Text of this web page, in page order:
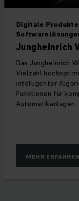
Digitale
Jungheinrich
Das Jungheinrich
Vielzahl
intelligenter
Funktionen für
Automatikanlagen.
MEHR